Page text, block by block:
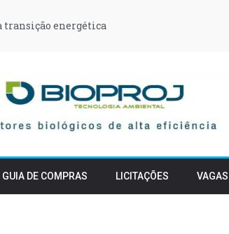
transição energética
GUIA DE COMPRAS LICITAÇÕES VAGAS